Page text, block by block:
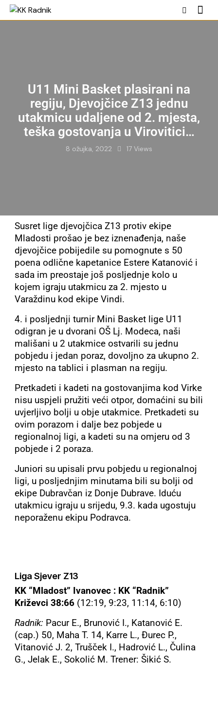
U11 Mini Basket plasirani na
regiju, Djevojčice Z13 jednu
utakmicu udaljene od 2. mjesta,
teška gostovanja u Virovitici…
8 ožujka, 2022 17 Views
Susret lige djevojčica Z13 protiv ekipe
Mladosti prošao je bez iznenađenja, naše
djevojčice pobijedile su pomognute s 50
poena odlične kapetanice Estere Katanović i
sada im preostaje još posljednje kolo u
kojem igraju utakmicu za 2. mjesto u
Varaždinu kod ekipe Vindi.
4. i posljednji turnir Mini Basket lige U11
odigran je u dvorani OŠ Lj. Modeca, naši
mališani u 2 utakmice ostvarili su jednu
pobjedu i jedan poraz, dovoljno za ukupno 2.
mjesto na tablici i plasman na regiju.
Pretkadeti i kadeti na gostovanjima kod Virke
nisu uspjeli pružiti veći otpor, domaćini su bili
uvjerljivo bolji u obje utakmice. Pretkadeti su
ovim porazom i dalje bez pobjede u
regionalnoj ligi, a kadeti su na omjeru od 3
pobjede i 2 poraza.
Juniori su upisali prvu pobjedu u regionalnoj
ligi, u posljednjim minutama bili su bolji od
ekipe Dubravčan iz Donje Dubrave. Iduću
utakmicu igraju u srijedu, 9.3. kada ugostuju
neporaženu ekipu Podravca.
Liga Sjever Z13
KK “Mladost” Ivanovec : KK “Radnik”
Križevci 38:66 (12:19, 9:23, 11:14, 6:10)
Radnik: Pacur E., Brunović I., Katanović E.
(cap.) 50, Maha T. 14, Karre L., Đurec P.,
Vitanović J. 2, Trušček I., Hadrović L., Čulina
G., Jelak E., Sokolić M. Trener: Šikić S.